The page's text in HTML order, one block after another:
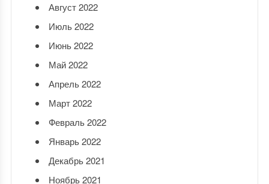
Август 2022
Июль 2022
Июнь 2022
Май 2022
Апрель 2022
Март 2022
Февраль 2022
Январь 2022
Декабрь 2021
Ноябрь 2021